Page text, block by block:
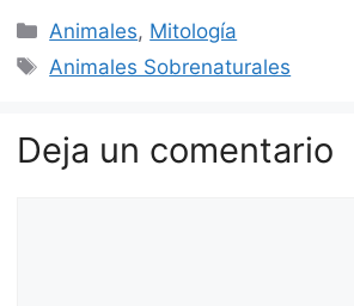
Categorías
Animales, Mitología
Etiquetas
Animales Sobrenaturales
Deja un comentario